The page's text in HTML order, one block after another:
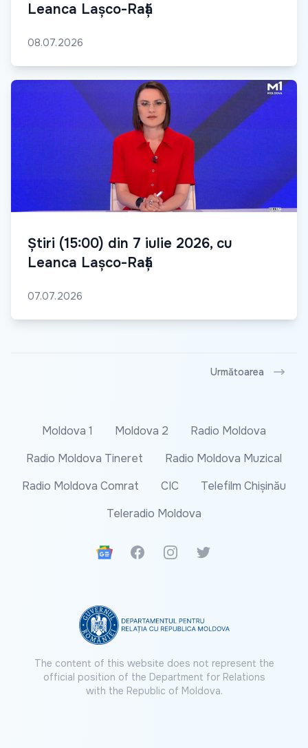
Leanca Lașco-Rață
08.07.2026
Știri (15:00) din 7 iulie 2026, cu
Leanca Lașco-Rață
07.07.2026
Următoarea
Moldova 1 Moldova 2
Radio Moldova
Radio Moldova Tineret
Radio Moldova Muzical
Radio Moldova Comrat
CIC
Telefilm Chișinău
Teleradio Moldova
Google News
FacebookInstagramTwitter
The content of this website does not represent the
official position of the Department for Relations
with the Republic of Moldova.